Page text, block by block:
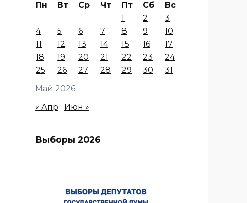
Май 2026
Пн Вт Ср Чт Пт Сб
Вс
1
2
3
4
5 6 7 8 9
10
11
12 13 14 15 16
17
18
19 20 21 22 23
24
25
26 27 28 29 30 31
« Апр Июн »
Выборы 2026